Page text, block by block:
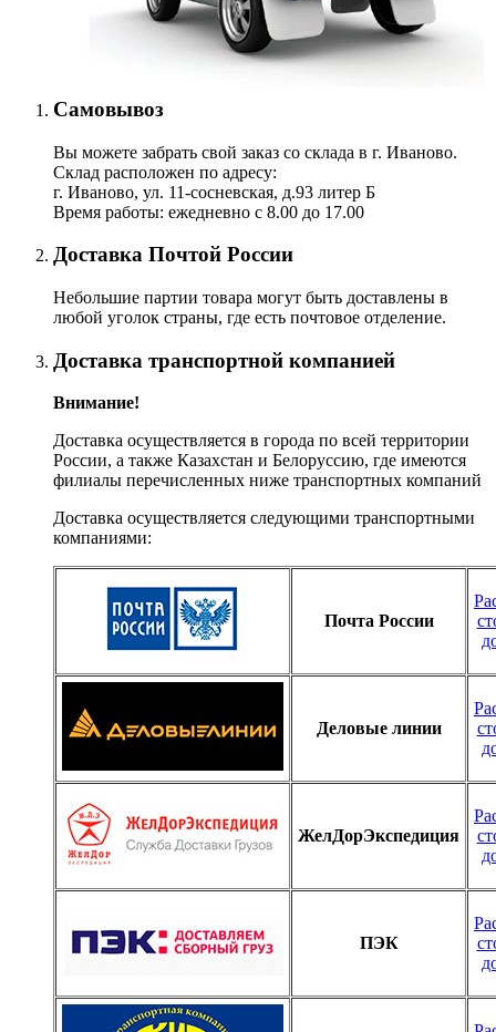
Самовывоз
Вы можете забрать свой заказ со склада в г. Иваново.
Склад расположен по адресу:
г. Иваново, ул. 11-сосневская, д.93 литер Б
Время работы: ежедневно с 8.00 до 17.00
Доставка Почтой России
Небольшие партии товара могут быть доставлены в
любой уголок страны, где есть почтовое отделение.
Доставка транспортной компанией
Внимание!
Доставка осуществляется в города по всей территории
России, а также Казахстан и Белоруссию, где имеются
филиалы перечисленных ниже транспортных компаний
Доставка осуществляется следующими транспортными
компаниями:
Почта России
Деловые линии
ЖелДорЭкспедиция
ПЭК